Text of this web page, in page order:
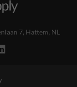
7, Hattem, NL